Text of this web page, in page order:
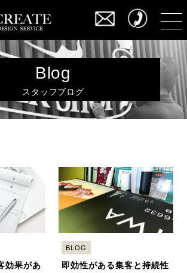
Blog
スタッフブログ
効果があ
BLOG
即効性がある集客と持続性